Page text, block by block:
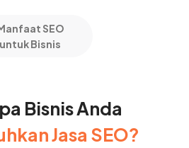
SEO
untuk Bisnis
Bisnis Anda
Jasa SEO?